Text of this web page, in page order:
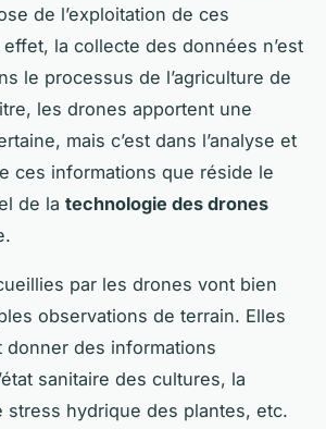
de l’exploitation de ces
la collecte des données n’est
le processus de l’agriculture de
les drones apportent une
mais c’est dans l’analyse et
ces informations que réside le
de la technologie des drones
par les drones vont bien
observations de terrain. Elles
des informations
sanitaire des cultures, la
stress hydrique des plantes, etc.